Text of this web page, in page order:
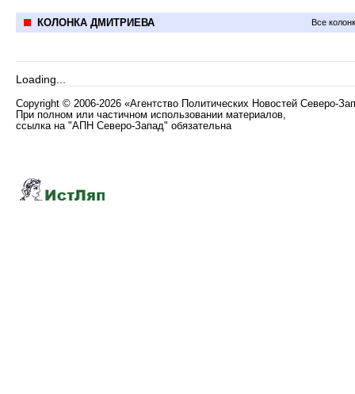
КОЛОНКА ДМИТРИЕВА Все
Loading...
Copyright © 2006-2026 «Агентство Политических Новостей Северо-
При полном или частичном использовании материалов,
ссылка на "АПН Северо-Запад" обязательна